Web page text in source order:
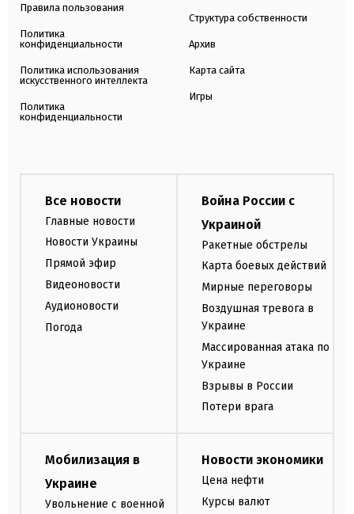
Правила пользования
Политика
конфиденциальности
Политика использования
искусственного интеллекта
Политика
конфиденциальности
Структура собственности
Архив
Карта сайта
Игры
Все новости
Главные новости
Новости Украины
Прямой эфир
Видеоновости
Аудионовости
Погода
Война России с
Украиной
Ракетные обстрелы
Карта боевых действий
Мирные переговоры
Воздушная тревога в
Украине
Массированная атака по
Украине
Взрывы в России
Потери врага
Мобилизация в
Украине
Увольнение с военной
Новости экономики
Цена нефти
Курсы валют